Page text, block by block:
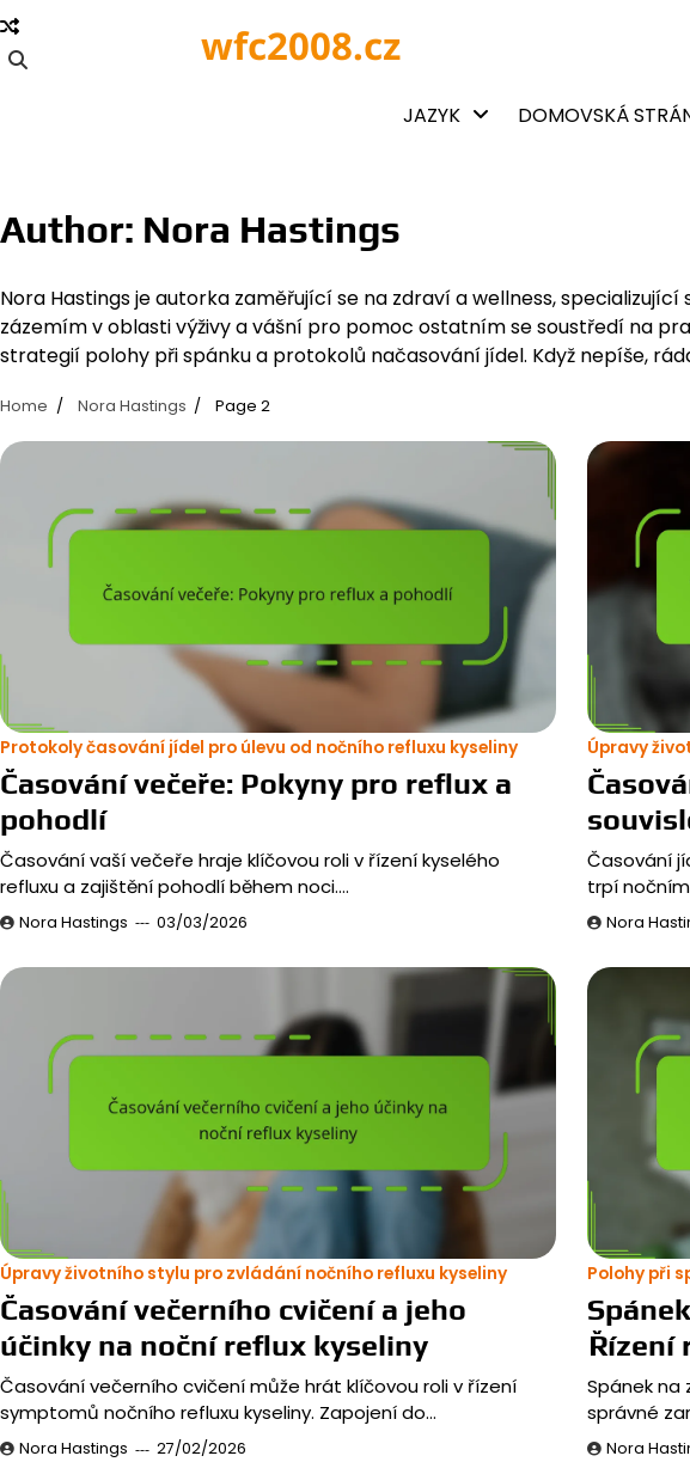
Skip
to
content
wfc2008.cz
JAZYK DOMOVSKÁ
Author: Nora Hastings
Nora Hastings je autorka zaměřující se na zdraví a wellness,
zázemím v oblasti výživy a vášní pro pomoc ostatním se soustředí na
strategií polohy při spánku a protokolů načasování jídel. Když nepíše,
Home Nora Hastings Page 2
Protokoly časování jídel pro úlevu od nočního refluxu kyseliny
Časování večeře: Pokyny pro reflux a
pohodlí
Časování vaší večeře hraje klíčovou roli v řízení kyselého
refluxu a zajištění pohodlí během noci.…
Nora Hastings 03/03/2026
Úpravy
Časování
trpí
Nora
Úpravy životního stylu pro zvládání nočního refluxu kyseliny
Časování večerního cvičení a jeho
účinky na noční reflux kyseliny
Časování večerního cvičení může hrát klíčovou roli v řízení
symptomů nočního refluxu kyseliny. Zapojení do…
Nora Hastings 27/02/2026
Polohy při
Řízení
Spánek na
správné
Nora